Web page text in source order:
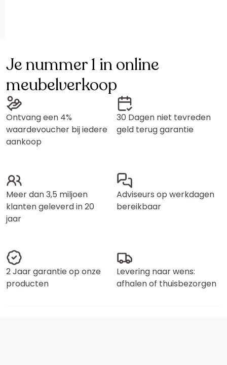
Je nummer 1 in online
meubelverkoop
Ontvang een 4%
waardevoucher bij iedere
aankoop
30 Dagen niet tevreden
geld terug garantie
Meer dan 3,5 miljoen
klanten geleverd in 20
jaar
Adviseurs op werkdagen
bereikbaar
2 Jaar garantie op onze
producten
Levering naar wens:
afhalen of thuisbezorgen